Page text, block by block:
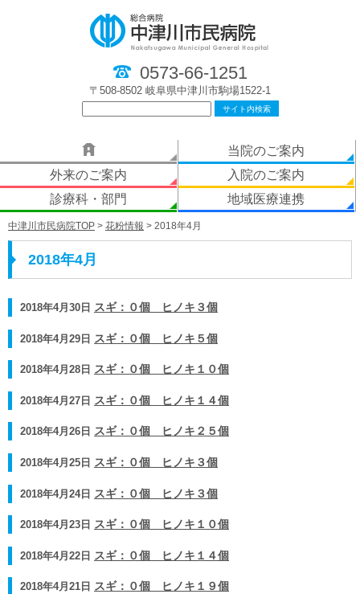
0573-66-1251
〒508-8502 岐阜県中津川市駒場1522-1
当院のご案内
外来のご案内
入院のご案内
診療科・部門
地域医療連携
中津川市民病院TOP > 花粉情報 > 2018年4月
2018年4月
2018年4月30日 スギ：０個 ヒノキ３個
2018年4月29日 スギ：０個 ヒノキ５個
2018年4月28日 スギ：０個 ヒノキ１０個
2018年4月27日 スギ：０個 ヒノキ１４個
2018年4月26日 スギ：０個 ヒノキ２５個
2018年4月25日 スギ：０個 ヒノキ３個
2018年4月24日 スギ：０個 ヒノキ３個
2018年4月23日 スギ：０個 ヒノキ１０個
2018年4月22日 スギ：０個 ヒノキ１４個
2018年4月21日 スギ：０個 ヒノキ１９個